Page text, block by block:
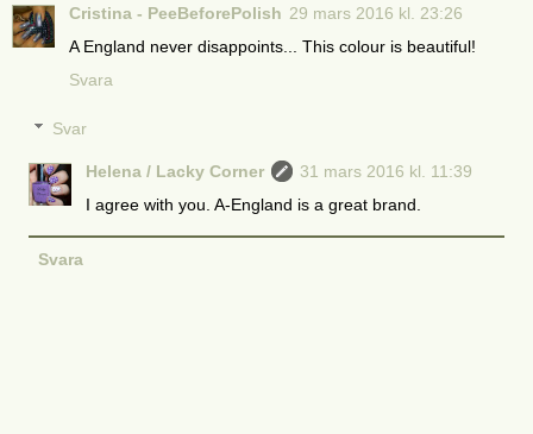
Cristina - PeeBeforePolish 29 mars 2016 kl. 23:26
A England never disappoints... This colour is beautiful!
Svara
Svar
Helena / Lacky Corner
31 mars 2016 kl. 11:39
I agree with you. A-England is a great brand.
Svara